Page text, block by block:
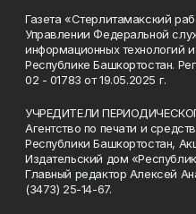
Газета «Стерлитамакский
Управлении Федеральной
информационных технологий
Республике Башкортостан.
02 - 01783 от 19.05.2025 г.
УЧРЕДИТЕЛИ
Агентство по печати и
Республики Башкортостан,
Издательский дом
Главный редактор Алексей
(3473) 25-14-67.